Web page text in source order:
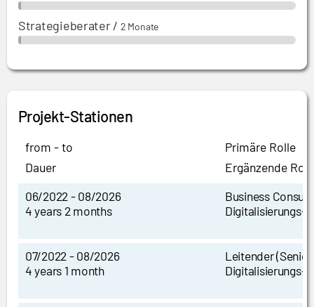
Strategieberater/ 2 Monate
Projekt-Stationen
from - to
Dauer
Primäre Rolle
Ergänzende
06/2022 - 08/2026
4 years 2 months
Business
Digitalisierungs-
07/2022 - 08/2026
4 years 1 month
Leitender
Digitalisierungs-